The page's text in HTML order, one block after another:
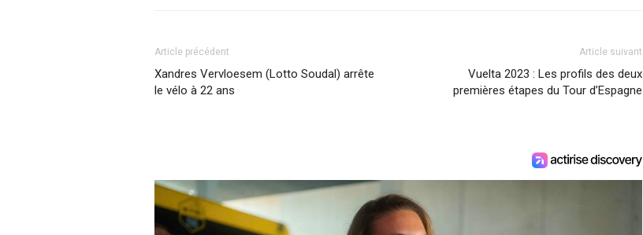
Article précédent
Xandres Vervloesem (Lotto Soudal) arrête
le vélo à 22 ans
Article suivant
Vuelta 2023 : Les profils des deux
premières étapes du Tour d’Espagne